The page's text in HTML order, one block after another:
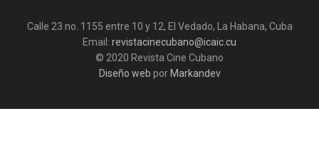
Calle 23 no. 1155 entre 10 y 12, El Vedado, La Habana, Cuba
Email: revistacinecubano@icaic.cu
© 2020 Revista Cine Cubano
Diseño web por Markandev